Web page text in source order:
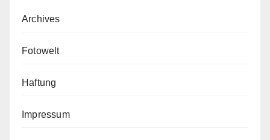
Archives
Fotowelt
Haftung
Impressum